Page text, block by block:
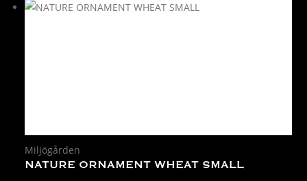
Miljögården
NATURE ORNAMENT WHEAT SMALL